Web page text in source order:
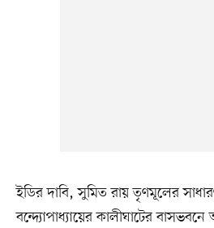
ইডির দাবি, সুমিত রায় তৃণমূলের
বন্দ্যোপাধ্যায়ের কালীঘাটের